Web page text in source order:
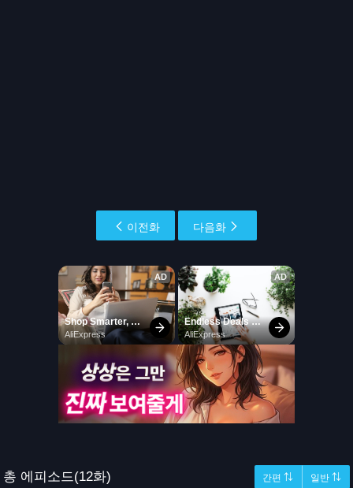
이전화 다음화
총 에피소드(12화) 간편 ⇅ 일반 ⇅